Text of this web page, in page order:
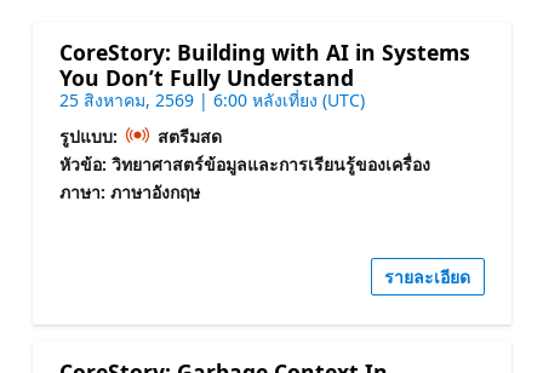
CoreStory: Building with AI in Systems
You Don’t Fully Understand
25 สิงหาคม, 2569 | 6:00 หลังเที่ยง (UTC)
รูปแบบ:
สตรีมสด
หัวข้อ: วิทยาศาสตร์ข้อมูลและการเรียนรู้ของเครื่อง
ภาษา: ภาษาอังกฤษ
รายละเอียด